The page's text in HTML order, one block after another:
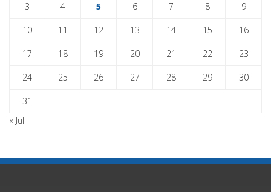
3 4 5 6 7 8 9
10 11 12 13 14 15 16
17 18 19 20 21 22 23
24 25 26 27 28 29 30
31
« Jul